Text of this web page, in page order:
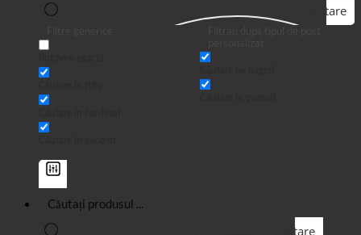
Căutare
Căutare